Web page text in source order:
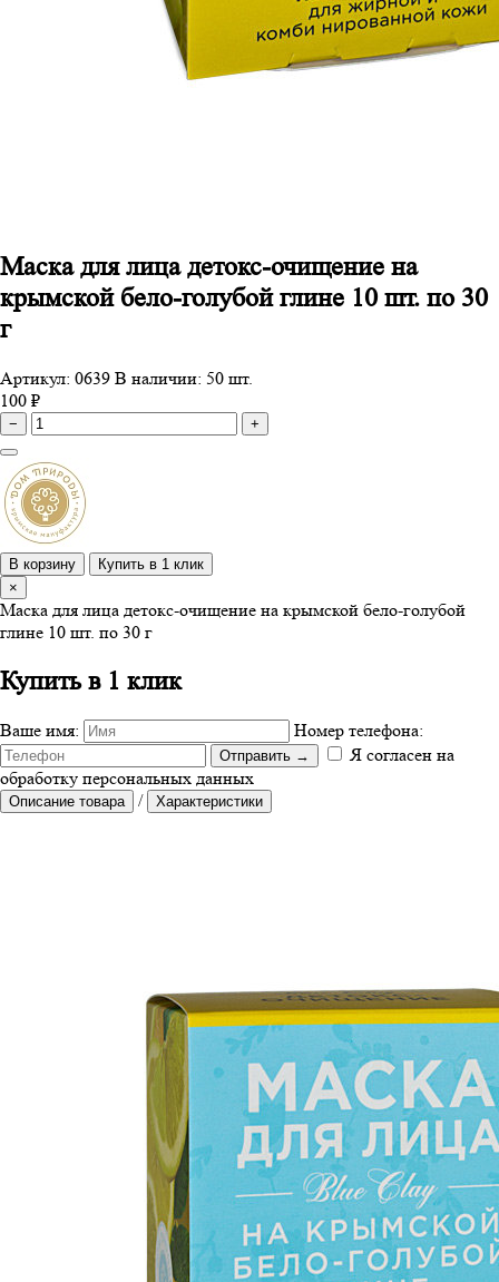
Маска для лица детокс-очищение на
крымской бело-голубой глине 10 шт. по 30
г
Артикул: 0639 В наличии: 50 шт.
100 ₽
− +
В корзину
Купить в 1 клик
×
Маска для лица детокс-очищение на крымской бело-голубой
глине 10 шт. по 30 г
Купить в 1 клик
Ваше имя: Номер телефона:
Отправить →
Я согласен на
обработку персональных данных
Описание товара / Характеристики